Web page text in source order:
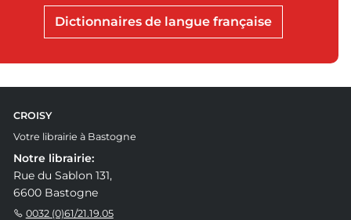
Dictionnaires de langue française
CROISY
Votre librairie à Bastogne
Notre librairie:
Rue du Sablon 131,
6600 Bastogne
0032 (0)61/21.19.05